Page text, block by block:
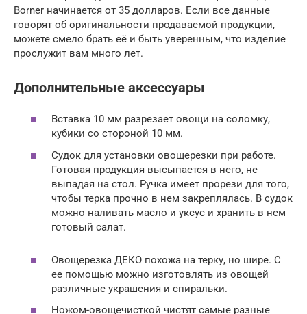
Borner начинается от 35 долларов. Если все данные
говорят об оригинальности продаваемой продукции,
можете смело брать её и быть уверенным, что изделие
прослужит вам много лет.
Дополнительные аксессуары
Вставка 10 мм разрезает овощи на соломку,
кубики со стороной 10 мм.
Судок для установки овощерезки при работе.
Готовая продукция высыпается в него, не
выпадая на стол. Ручка имеет прорези для того,
чтобы терка прочно в нем закреплялась. В судок
можно наливать масло и уксус и хранить в нем
готовый салат.
Овощерезка ДЕКО похожа на терку, но шире. С
ее помощью можно изготовлять из овощей
различные украшения и спиральки.
Ножом-овощечисткой чистят самые разные